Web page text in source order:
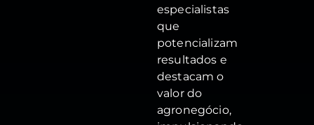
especialistas
que
potencializam
resultados e
destacam o
valor do
agronegócio,